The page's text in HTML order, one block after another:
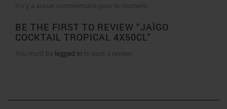
Il n'y a aucun commentaire pour le moment.
BE THE FIRST TO REVIEW “JAÏGO
COCKTAIL TROPICAL 4X50CL”
You must be logged in to post a review.